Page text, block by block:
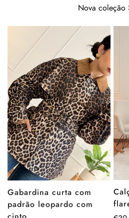
Nova coleção
Gabardina curta com
padrão leopardo com